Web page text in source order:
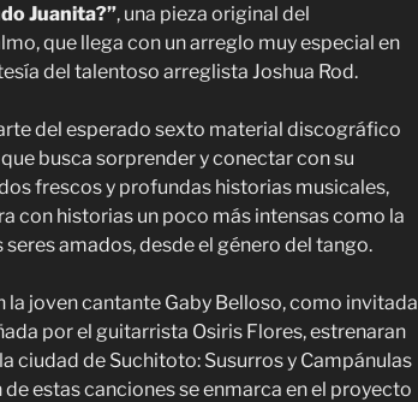
Juanita?”, una pieza original del
que llega con un arreglo muy especial en
del talentoso arreglista Joshua Rod.
del esperado sexto material discográfico
busca sorprender y conectar con su
frescos y profundas historias musicales,
con historias un poco más intensas como la
seres amados, desde el género del tango.
joven cantante Gaby Belloso, como invitada
por el guitarrista Osiris Flores, estrenaran
ciudad de Suchitoto: Susurros y Campánulas
estas canciones se enmarca en el proyecto